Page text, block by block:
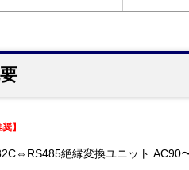
】
絶縁変換ユニット AC90